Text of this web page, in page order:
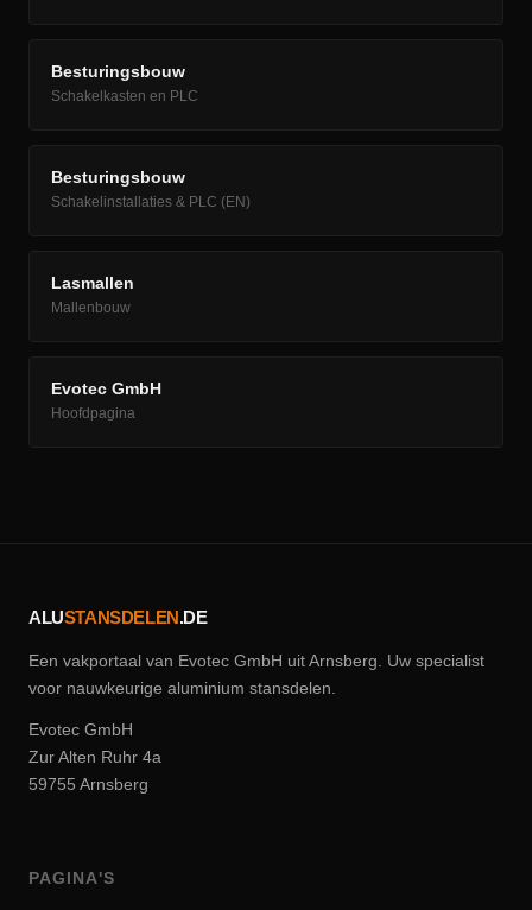
Besturingsbouw
Schakelkasten en PLC
Besturingsbouw
Schakelinstallaties & PLC (EN)
Lasmallen
Mallenbouw
Evotec GmbH
Hoofdpagina
ALUSTANSDELEN .DE
Een vakportaal van Evotec GmbH uit Arnsberg. Uw specialist
voor nauwkeurige aluminium stansdelen.
Evotec GmbH
Zur Alten Ruhr 4a
59755 Arnsberg
PAGINA'S